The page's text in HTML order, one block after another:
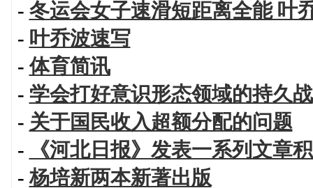
- 冬运会女子速滑短距离全能 叶
- 叶乔波速写
-体育简讯
- 学会打好意识形态领域的持久战
- 关于国民收入超额分配的问题
-
《河北日报》发表一系列文章
-杨培新两本新著出版